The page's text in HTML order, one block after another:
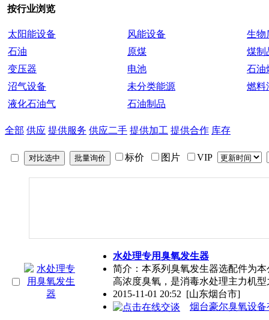
按行业浏览
太阳能设备 风能设备
生物
石油
原煤
煤制
变压器
电池
石油
沼气设备
未分类能源
燃料
液化石油气
石油制品
全部 供应 提供服务 供应二手 提供加工 提供合作 库存
标价 图片 VIP
水处理专用臭氧发生器
简介：本系列臭氧发生器选配件为
高浓度臭氧，是消毒水处理主力机型
2015-11-01 20:52 [山东烟台市]
烟台豪尔臭氧设